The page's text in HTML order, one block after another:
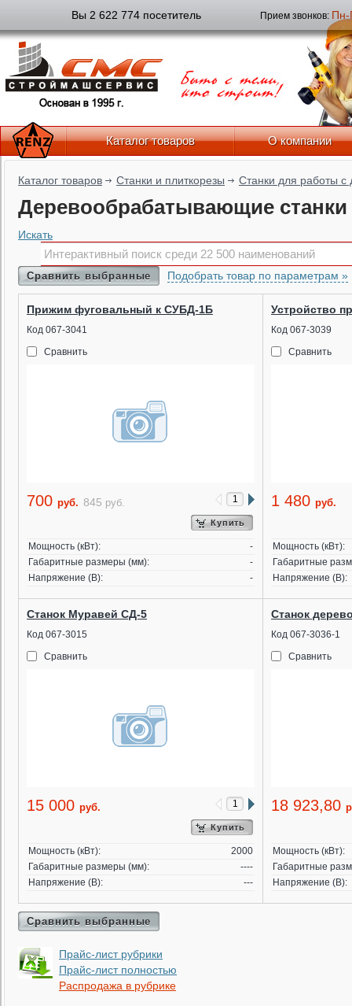
Вы 2 622 774 посетитель Прием звонков: Пн-
Каталог товаров О компании
Каталог товаров Станки и плиткорезы Станки для работы с
Деревообрабатывающие станки
Искать
Сравнить выбранные Подобрать товар по параметрам »
Прижим фуговальный к СУБД-1Б
Код 067-3041
Сравнить
700 руб. 845 руб.
Купить
Мощность (кВт):
-
Габаритные размеры (мм):
-
Напряжение (В):
-
Устройство
Код 067-3039
Сравнить
1 480 руб.
Мощность (кВт):
Габаритные
Напряжение (В):
Станок Муравей СД-5
Код 067-3015
Сравнить
15 000 руб.
Купить
Мощность (кВт):
2000
Габаритные размеры (мм):
----
Напряжение (В):
---
Станок
Код 067-3036-1
Сравнить
18 923,80
Мощность (кВт):
Габаритные
Напряжение (В):
Сравнить выбранные
Прайс-лист рубрики
Прайс-лист полностью
Распродажа в рубрике